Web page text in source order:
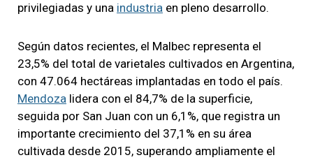
privilegiadas y una industria en pleno desarrollo.
Según datos recientes, el Malbec representa el
23,5% del total de varietales cultivados en Argentina,
con 47.064 hectáreas implantadas en todo el país.
Mendoza lidera con el 84,7% de la superficie,
seguida por San Juan con un 6,1%, que registra un
importante crecimiento del 37,1% en su área
cultivada desde 2015, superando ampliamente el